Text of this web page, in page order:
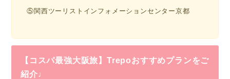
⑤関⻄ツーリストインフォメーションセンター京都
【コスパ最強大阪旅】Trepoおすすめプランをご
紹介♩